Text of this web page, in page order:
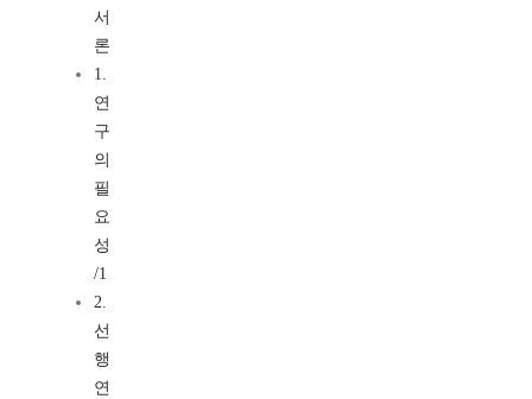
서
론
1.
연
구
의
필
요
성
/1
2.
선
행
연